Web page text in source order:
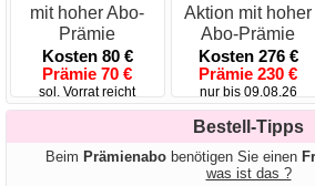
Kosten 80 €
Prämie 70 €
sol. Vorrat reicht
Kosten 276 €
Prämie 230 €
nur bis 09.08.26
Bestell-Tipps
Beim Prämienabobenötigen Sie einen
was ist das ?